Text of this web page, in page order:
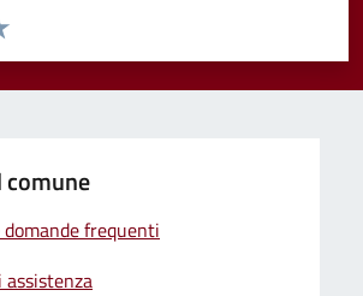
pagina
5 stelle su 5
4 stelle su 5
su 5
su 5
domande frequenti
assistenza